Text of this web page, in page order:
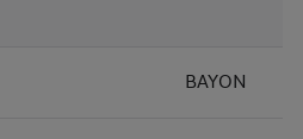
BAYON